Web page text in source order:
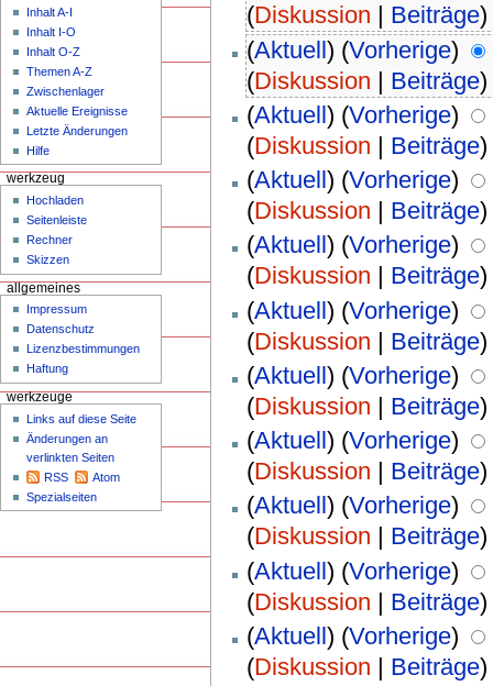
(Diskussion Beiträge)
(Aktuell) (Vorherige)
(Diskussion | Beiträge)
(Aktuell) (Vorherige)
(Diskussion | Beiträge)
(Aktuell) (Vorherige)
(Diskussion | Beiträge)
(Aktuell) (Vorherige)
(Diskussion Beiträge)
(Aktuell) (Vorherige)
(Diskussion | Beiträge)
(Aktuell) (Vorherige)
(Diskussion | Beiträge)
(Aktuell) (Vorherige)
(Diskussion | Beiträge)
(Aktuell) (Vorherige)
(Diskussion Beiträge)
(Aktuell) (Vorherige)
(Diskussion | Beiträge)
(Aktuell) (Vorherige)
(Diskussion | Beiträge)
Inhalt A-I
Inhalt I-O
Inhalt O-Z
Themen A-Z
Zwischenlager
Aktuelle Ereignisse
Letzte Änderungen
Hilfe
werkzeug
Hochladen
Seitenleiste
Rechner
Skizzen
allgemeines
Impressum
Datenschutz
Lizenzbestimmungen
Haftung
werkzeuge
Links auf diese Seite
Änderungen an
verlinkten Seiten
RSS
Atom
Spezialseiten